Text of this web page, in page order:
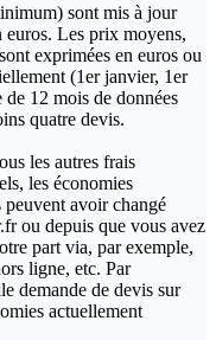
sont mis à jour
euros. Les prix moyens,
exprimées en euros ou
(1er janvier, 1er
12 mois de données
quatre devis.
les autres frais
les économies
peuvent avoir changé
ou depuis que vous avez
part via, par exemple,
ligne, etc. Par
demande de devis sur
actuellement